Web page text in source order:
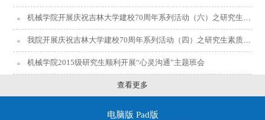
机械学院开展庆祝吉林大学建校70周年系列活动（六）之研究生素质提升计划系列讲座（七）
我院开展庆祝吉林大学建校70周年系列活动（四）之研究生素质提升计划系列讲座（六）
机械学院2015级研究生顺利开展“心灵沟通”主题班会
查看更多
电脑版 Pad版